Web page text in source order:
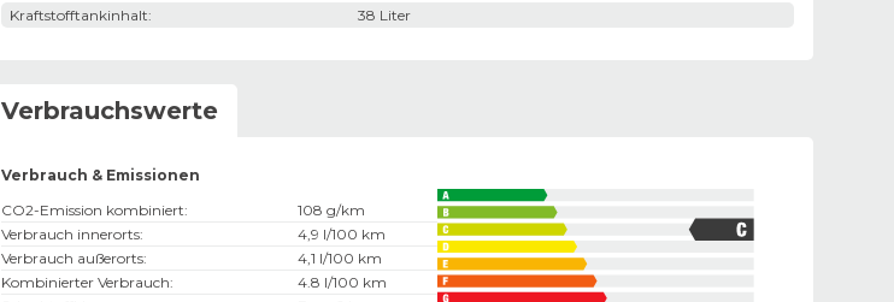
Kraftstofftankinhalt: 38 Liter
Verbrauchswerte
Verbrauch & Emissionen
CO2-Emission kombiniert:
108 g/km
Verbrauch innerorts:
4,9 l/100 km
Verbrauch außerorts:
4,1 l/100 km
Kombinierter Verbrauch:
4.8 l/100 km